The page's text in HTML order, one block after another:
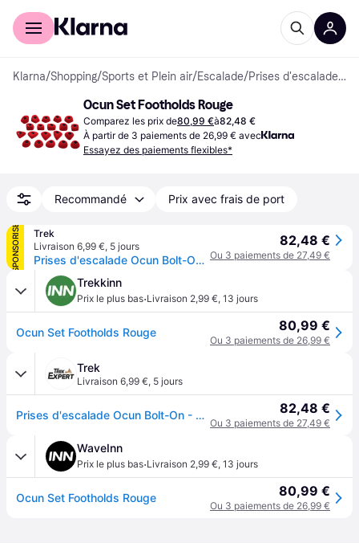
Acheter avec Klarna
Klarna/Shopping/Sports et Plein air/Escalade/ Prises d'escalade & Hangboards
Ocun Set Footholds Rouge
Comparez les prix de80,99 €à82,48 €
À partir de 3 paiements de 26,99 € avec
Essayez des paiements flexibles*
Recommandé Prix avec frais de port
SPONSORISÉ
Trek
Livraison 6,99 €, 5 jours
Prises d'escalade Ocun Bolt-On - Rouge
82,48 €
Ou 3 paiements de 27,49 €
Trekkinn
Prix le plus bas·Livraison 2,99 €, 13 jours
Ocun Set Footholds Rouge 80,99 €
Ou 3 paiements de 26,99 €
Trek
Livraison 6,99 €, 5 jours
Prises d'escalade Ocun Bolt-On - Rouge 82,48 €
Ou 3 paiements de 27,49 €
WaveInn
Prix le plus bas·Livraison 2,99 €, 13 jours
Ocun Set Footholds Rouge 80,99 €
Ou 3 paiements de 26,99 €